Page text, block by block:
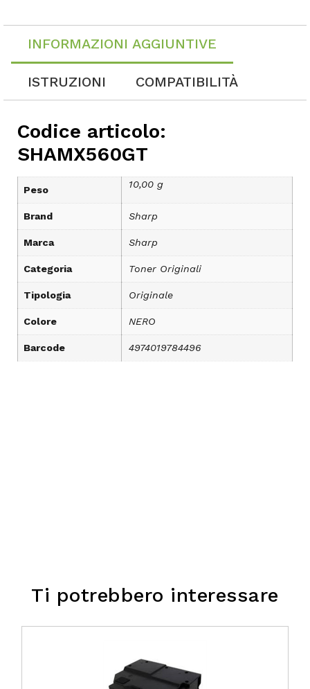
INFORMAZIONI AGGIUNTIVE
ISTRUZIONI COMPATIBILITÀ
Codice articolo:
SHAMX560GT
Peso 10,00 g
Brand Sharp
Marca Sharp
Categoria Toner Originali
Tipologia Originale
Colore NERO
Barcode 4974019784496
Ti potrebbero interessare